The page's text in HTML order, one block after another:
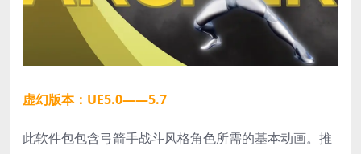
虚幻版本：UE5.0——5.7
此软件包包含弓箭手战斗风格角色所需的基本动画。推